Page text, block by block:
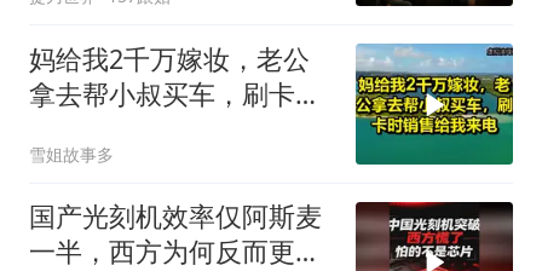
妈给我2千万嫁妆，老公
拿去帮小叔买车，刷卡时
雪姐故事多
国产光刻机效率仅阿斯麦
一半，西方为何反而更